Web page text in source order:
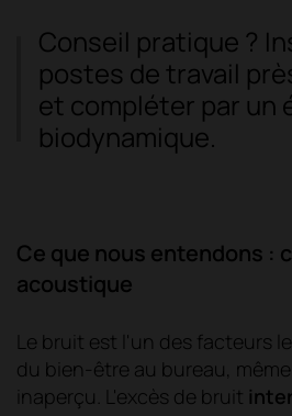
Conseil pratique ?
postes de travail
et compléter par un
biodynamique.
Ce que nous entendons :
acoustique
Le bruit est l'un des facteurs
du bien-être au bureau,
inaperçu. L'excès de bruit